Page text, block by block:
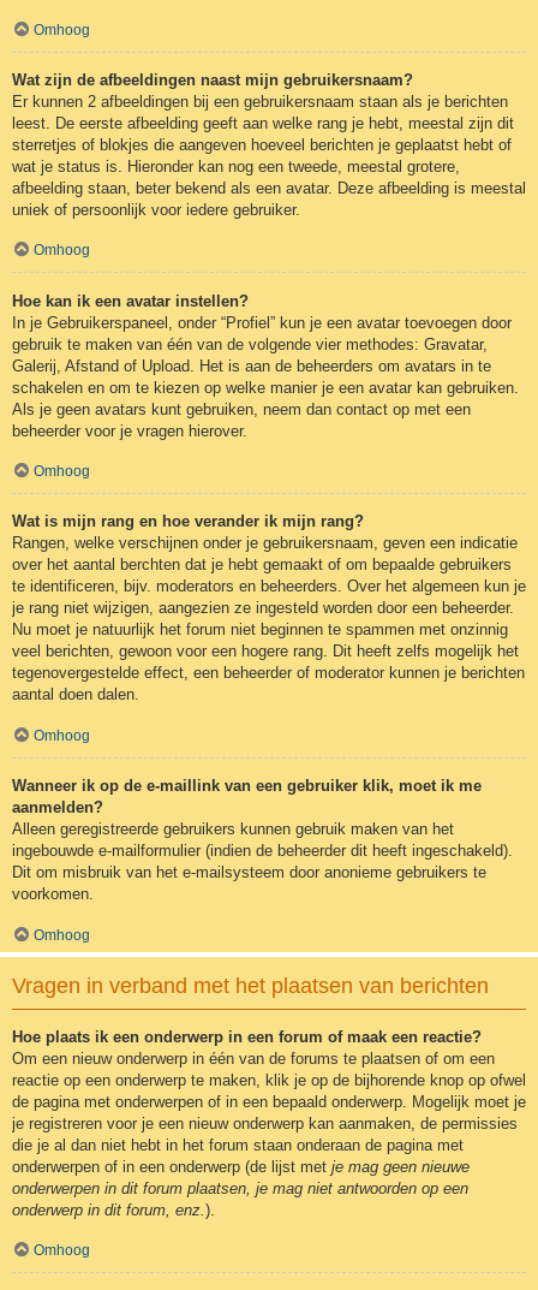
Omhoog
Wat zijn de afbeeldingen naast mijn gebruikersnaam?
Er kunnen 2 afbeeldingen bij een gebruikersnaam staan als je berichten
leest. De eerste afbeelding geeft aan welke rang je hebt, meestal zijn dit
sterretjes of blokjes die aangeven hoeveel berichten je geplaatst hebt of
wat je status is. Hieronder kan nog een tweede, meestal grotere,
afbeelding staan, beter bekend als een avatar. Deze afbeelding is meestal
uniek of persoonlijk voor iedere gebruiker.
Omhoog
Hoe kan ik een avatar instellen?
In je Gebruikerspaneel, onder “Profiel” kun je een avatar toevoegen door
gebruik te maken van één van de volgende vier methodes: Gravatar,
Galerij, Afstand of Upload. Het is aan de beheerders om avatars in te
schakelen en om te kiezen op welke manier je een avatar kan gebruiken.
Als je geen avatars kunt gebruiken, neem dan contact op met een
beheerder voor je vragen hierover.
Omhoog
Wat is mijn rang en hoe verander ik mijn rang?
Rangen, welke verschijnen onder je gebruikersnaam, geven een indicatie
over het aantal berchten dat je hebt gemaakt of om bepaalde gebruikers
te identificeren, bijv. moderators en beheerders. Over het algemeen kun je
je rang niet wijzigen, aangezien ze ingesteld worden door een beheerder.
Nu moet je natuurlijk het forum niet beginnen te spammen met onzinnig
veel berichten, gewoon voor een hogere rang. Dit heeft zelfs mogelijk het
tegenovergestelde effect, een beheerder of moderator kunnen je berichten
aantal doen dalen.
Omhoog
Wanneer ik op de e-maillink van een gebruiker klik, moet ik me
aanmelden?
Alleen geregistreerde gebruikers kunnen gebruik maken van het
ingebouwde e-mailformulier (indien de beheerder dit heeft ingeschakeld).
Dit om misbruik van het e-mailsysteem door anonieme gebruikers te
voorkomen.
Omhoog
Vragen in verband met het plaatsen van berichten
Hoe plaats ik een onderwerp in een forum of maak een reactie?
Om een nieuw onderwerp in één van de forums te plaatsen of om een
reactie op een onderwerp te maken, klik je op de bijhorende knop op ofwel
de pagina met onderwerpen of in een bepaald onderwerp. Mogelijk moet je
je registreren voor je een nieuw onderwerp kan aanmaken, de permissies
die je al dan niet hebt in het forum staan onderaan de pagina met
onderwerpen of in een onderwerp (de lijst met je mag geen nieuwe
onderwerpen in dit forum plaatsen, je mag niet antwoorden op een
onderwerp in dit forum, enz. ).
Omhoog